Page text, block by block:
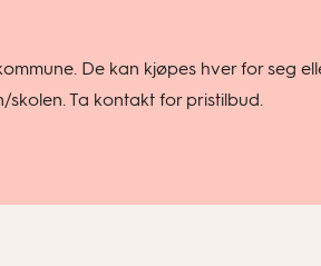
De kan kjøpes hver for seg
skolen. Ta kontakt for pristilbud.